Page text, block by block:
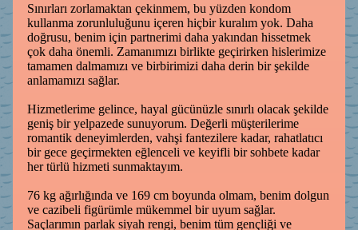
Sınırları zorlamaktan çekinmem, bu yüzden kondom
kullanma zorunluluğunu içeren hiçbir kuralım yok. Daha
doğrusu, benim için partnerimi daha yakından hissetmek
çok daha önemli. Zamanımızı birlikte geçirirken hislerimize
tamamen dalmamızı ve birbirimizi daha derin bir şekilde
anlamamızı sağlar.
Hizmetlerime gelince, hayal gücünüzle sınırlı olacak şekilde
geniş bir yelpazede sunuyorum. Değerli müşterilerime
romantik deneyimlerden, vahşi fantezilere kadar, rahatlatıcı
bir gece geçirmekten eğlenceli ve keyifli bir sohbete kadar
her türlü hizmeti sunmaktayım.
76 kg ağırlığında ve 169 cm boyunda olmam, benim dolgun
ve cazibeli figürümle mükemmel bir uyum sağlar.
Saçlarımın parlak siyah rengi, benim tüm gençliği ve